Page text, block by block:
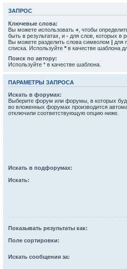
ЗАПРОС
Ключевые слова:
Вы можете использовать + , чтобы
быть в результатах, и - для слов, которых в
Вы можете разделить слова символом | для
списка. Используйте * в качестве шаблона
Поиск по автору:
Используйте * в качестве шаблона.
ПАРАМЕТРЫ ЗАПРОСА
Искать в форумах:
Выберите форум или форумы, в которых
во вложенных форумах производится
отключили соответствующую опцию ниже.
Искать в подфорумах:
Искать:
Показывать результаты как:
Поле сортировки:
Искать сообщения за: